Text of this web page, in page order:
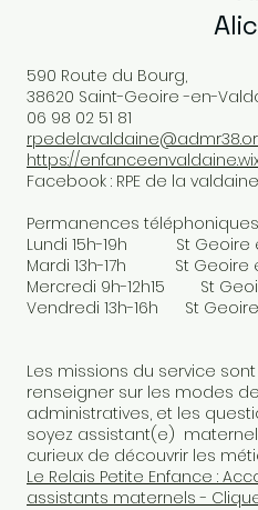
590 Route du Bourg,
38620 Saint-Geoire -en-
06 98 02 51 81
https://
Facebook : RPE de la valdaine
Permanences
Lundi 15h-19h St Geoire
Mardi 13h-17h St Geoire
Mercredi 9h-12h15 St
Vendredi 13h-16h St
Les missions du service
renseigner sur les modes
administratives, et les
soyez assistant(e)
curieux de découvrir les
Le Relais Petite Enfance :
assistants maternels -